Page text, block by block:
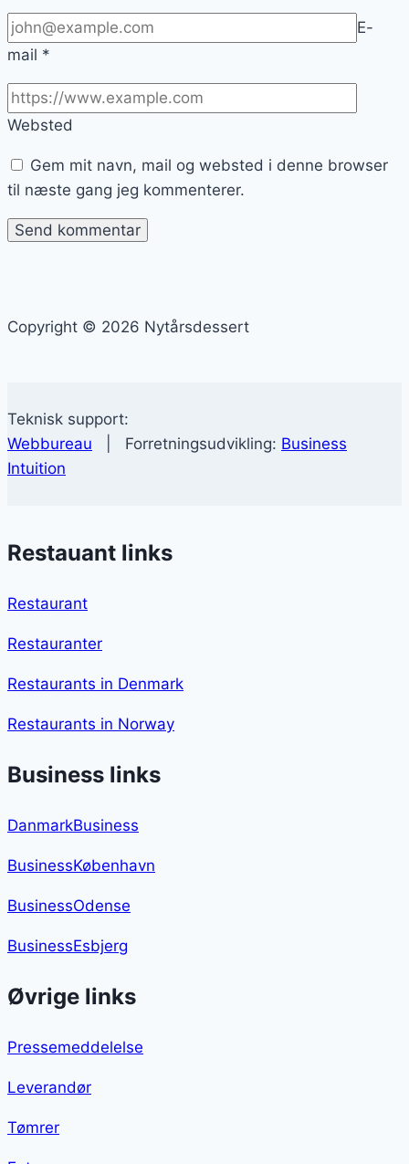
E-
mail *
Websted
Gem mit navn, mail og websted i denne browser
til næste gang jeg kommenterer.
Copyright © 2026 Nytårsdessert
Teknisk support:
Webbureau | Forretningsudvikling: Business
Intuition
Restauant links
Restaurant
Restauranter
Restaurants in Denmark
Restaurants in Norway
Business links
DanmarkBusiness
BusinessKøbenhavn
BusinessOdense
BusinessEsbjerg
Øvrige links
Pressemeddelelse
Leverandør
Tømrer